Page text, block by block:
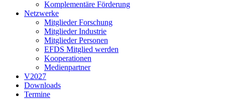
Komplementäre Förderung
Netzwerke
Mitglieder Forschung
Mitglieder Industrie
Mitglieder Personen
EFDS Mitglied werden
Kooperationen
Medienpartner
V2027
Downloads
Termine